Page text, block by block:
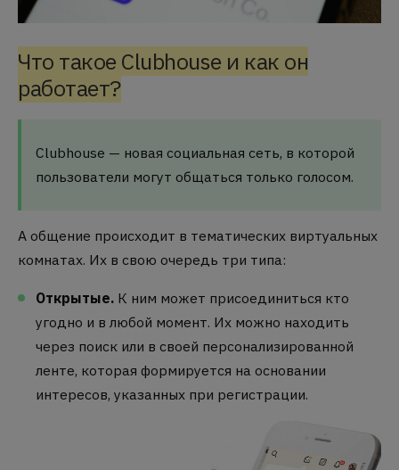
Что такое Clubhouse и как он
работает?
Clubhouse — новая социальная сеть, в которой
пользователи могут общаться только голосом.
А общение происходит в тематических виртуальных
комнатах. Их в свою очередь три типа:
Открытые. К ним может присоединиться кто
угодно и в любой момент. Их можно находить
через поиск или в своей персонализированной
ленте, которая формируется на основании
интересов, указанных при регистрации.